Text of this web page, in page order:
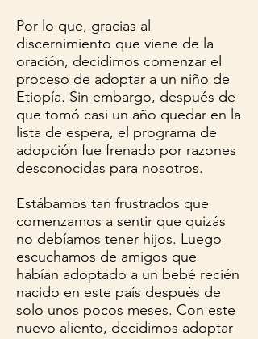
Por lo que, gracias al
discernimiento que viene de la
oración, decidimos comenzar el
proceso de adoptar a un niño de
Etiopía. Sin embargo, después de
que tomó casi un año quedar en la
lista de espera, el programa de
adopción fue frenado por razones
desconocidas para nosotros.
Estábamos tan frustrados que
comenzamos a sentir que quizás
no debíamos tener hijos. Luego
escuchamos de amigos que
habían adoptado a un bebé recién
nacido en este país después de
solo unos pocos meses. Con este
nuevo aliento, decidimos adoptar